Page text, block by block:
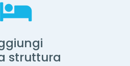
struttura